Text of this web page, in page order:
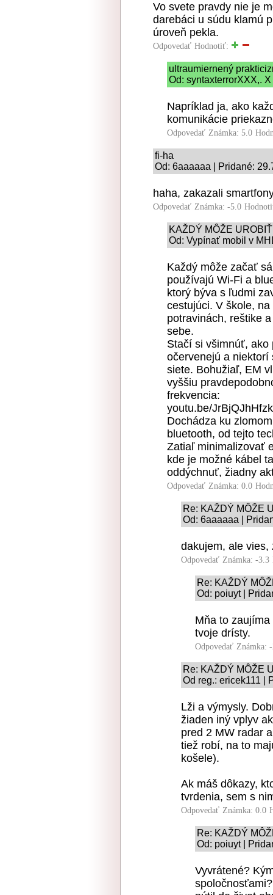
Vo svete pravdy nie je
darebáci u súdu klamú
úroveň pekla.
Odpovedať Hodnotiť:
ultraumiernený
Od: syntaxterrorXXX,.
Napríklad ja, ako
komunikácie
Odpovedať Známka: 5.0
fi-ha
Od: 6aaaaaa | Pridané:
haha, zakazali
Odpovedať Známka: -5.0
KAŽDÝ MÔŽE
Od: Vypínať mobil v
Každý môže začať
používajú Wi-Fi a
ktorý býva s ľudmi
cestujúci. V škole,
potravinách, reštike
sebe.
Stačí si všimnúť, ako
očervenejú a
siete. Bohužiaľ, EM
vyššiu
frekvencia:
youtu.be/JrBjQJhHfzk
Dochádza ku
bluetooth, od tejto
Zatiaľ minimalizovať
kde je možné kábel
oddýchnuť, žiadny
Odpovedať Známka: 0.0
Re: KAŽDÝ MÔŽE
Od: 6aaaaaa |
dakujem, ale vies,
Odpovedať Známka: -3.3
Re: KAŽDÝ
Od: poiuyt |
Mňa to
tvoje drísty.
Odpovedať Známka:
Re: KAŽDÝ MÔŽE
Od reg.: ericek111 |
Lži a výmysly.
žiaden iný vplyv
pred 2 MW radar
tiež robí, na to
košele).
Ak máš dôkazy,
tvrdenia, sem s
Odpovedať Známka: 0.0
Re: KAŽDÝ
Od: poiuyt |
Vyvrátené?